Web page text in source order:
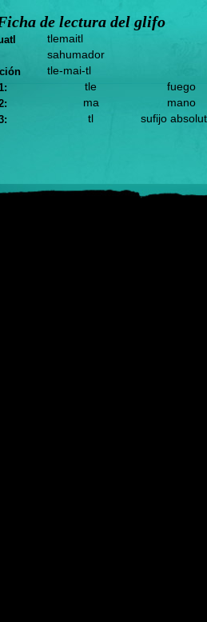
de lectura del glifo
tlemaitl
sahumador
tle-mai-tl
tle fuego
ma mano
tl sufijo